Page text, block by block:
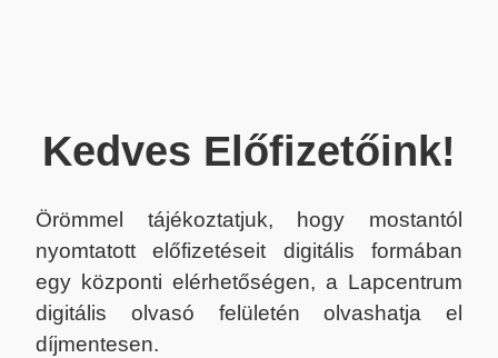
Kedves Előfizetőink!
Örömmel tájékoztatjuk, hogy mostantól
nyomtatott előfizetéseit digitális formában
egy központi elérhetőségen, a Lapcentrum
digitális olvasó felületén olvashatja el
díjmentesen.